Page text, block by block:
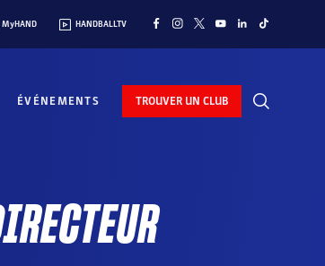
MyHAND HANDBALLTV
ÉVÉNEMENTS TROUVER UN CLUB